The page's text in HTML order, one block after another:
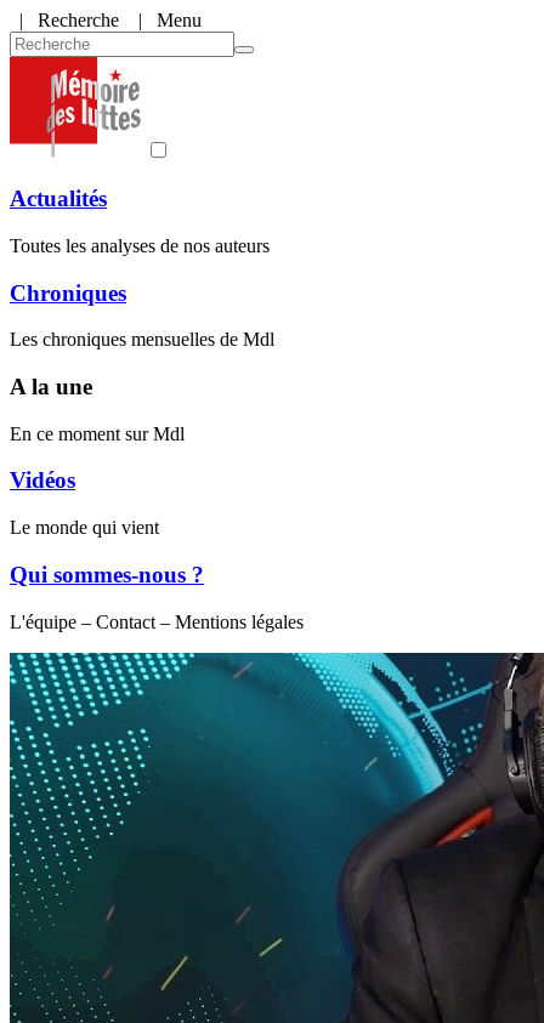
| Recherche | Menu
Actualités
Toutes les analyses de nos auteurs
Chroniques
Les chroniques mensuelles de Mdl
A la une
En ce moment sur Mdl
Vidéos
Le monde qui vient
Qui sommes-nous ?
L'équipe – Contact – Mentions légales